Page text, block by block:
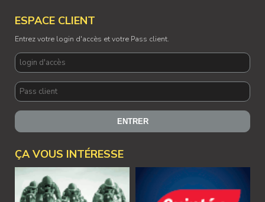
ESPACE CLIENT
Entrez votre login d'accès et votre Pass client.
ÇA VOUS INTÉRESSE